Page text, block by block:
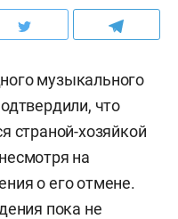
музыкального
что
страной-хозяйкой
на
о его отмене.
пока не